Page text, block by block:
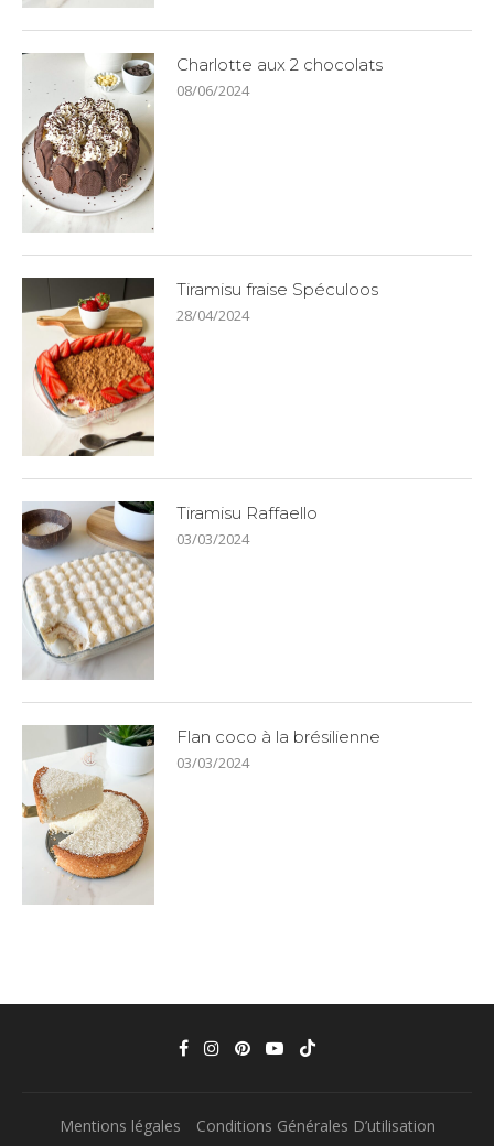
Charlotte aux 2 chocolats
08/06/2024
Tiramisu fraise Spéculoos
28/04/2024
Tiramisu Raffaello
03/03/2024
Flan coco à la brésilienne
03/03/2024
Mentions légales
Conditions Générales D’utilisation